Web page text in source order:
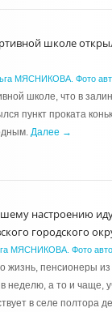
школе
МЯСНИКОВА. Фото
школе, что в
пункт проката
Далее →
настроению
городского
МЯСНИКОВА. Фото
жизнь, пенсионеры
неделю, а то и чаще,
в селе полтора